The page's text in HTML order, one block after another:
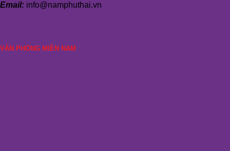
Email: info@namphuthai.vn
VĂN PHÒNG MIỀN NAM